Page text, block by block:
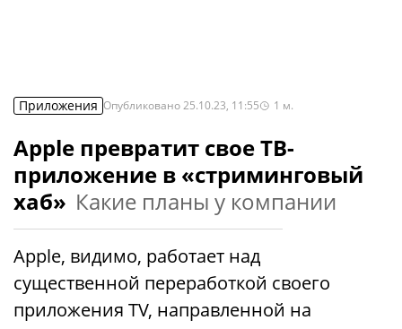
Приложения Опубликовано25.10.23, 11:55 1 м.
Apple превратит свое ТВ-
приложение в «стриминговый
хаб» Какие планы у компании
Apple, видимо, работает над
существенной переработкой своего
приложения TV, направленной на